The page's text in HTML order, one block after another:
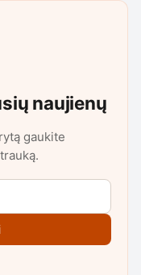
naujienų
gaukite